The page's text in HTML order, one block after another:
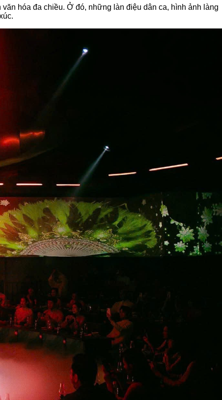
hóa đa chiều. Ở đó, những làn điệu dân ca, hình ảnh làng